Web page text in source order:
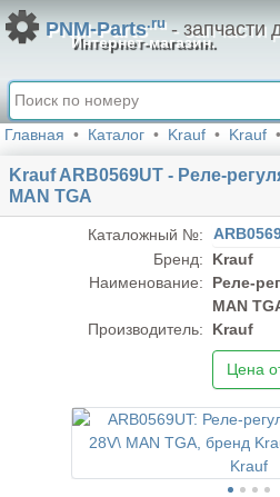
PNM-Parts.ru- запчасти
Интернет-магазин.
Главная Каталог Krauf Krauf
Krauf ARB0569UT - Реле-
MAN TGA
Каталожный №:
Бренд:
Krauf
Наименование:
Реле-
MAN
Производитель:
Krauf
Цена